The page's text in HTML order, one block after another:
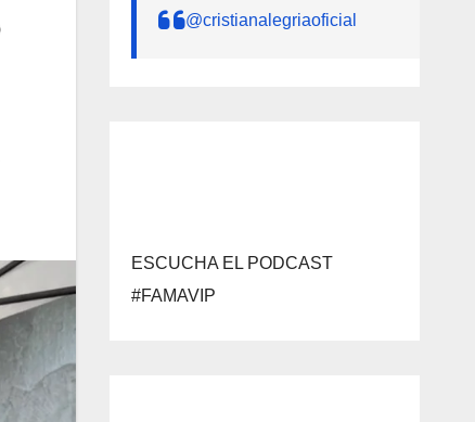
@cristianalegriaoficial
ESCUCHA EL PODCAST
#FAMAVIP